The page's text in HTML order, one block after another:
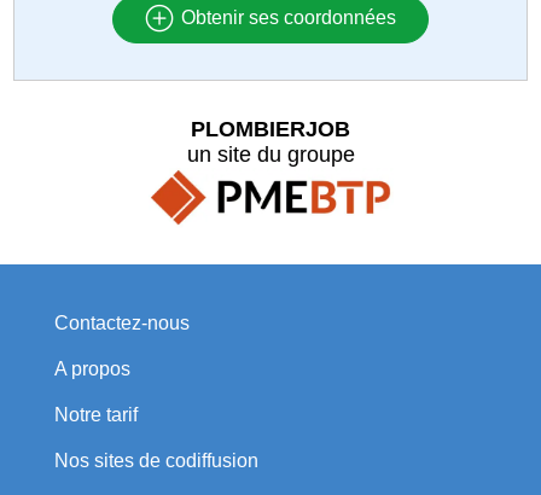
Obtenir ses coordonnées
PLOMBIERJOB
un site du groupe
Contactez-nous
A propos
Notre tarif
Nos sites de codiffusion